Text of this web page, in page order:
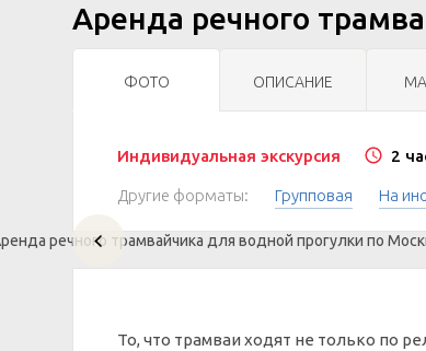
Аренда речного
ФОТО ОПИСАНИЕ
Индивидуальная экскурсия 2
Другие форматы: Групповая На
То, что трамваи ходят не только по